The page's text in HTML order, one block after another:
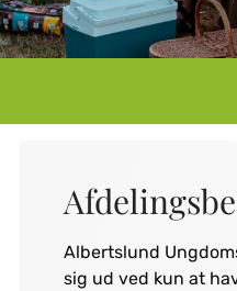
Albertslund
sig ud ved kun at